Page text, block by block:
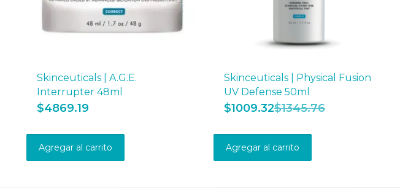
Skinceuticals | A.G.E.
Interrupter 48ml
$4869.19
Agregar al carrito
Skinceuticals | Physical Fusion
UV Defense 50ml
$1009.32$1345.76
Agregar al carrito